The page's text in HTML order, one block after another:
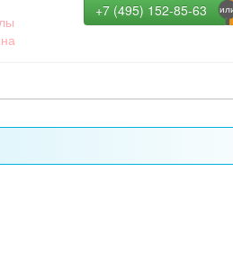
+7 (495) 152-85-63